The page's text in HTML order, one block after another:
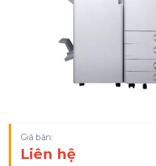
Giá bán:
Liên hệ